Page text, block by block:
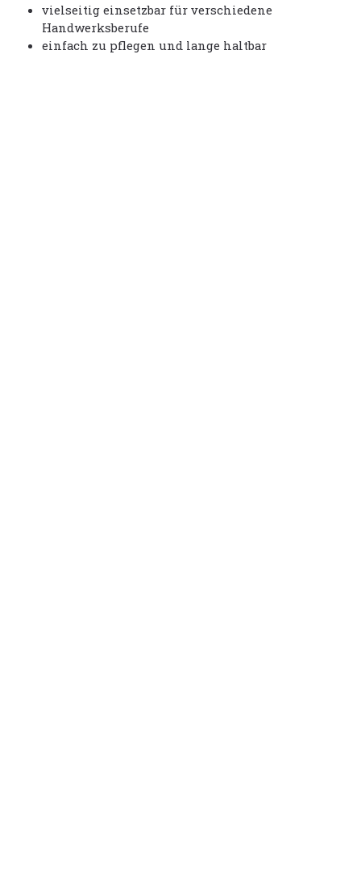
vielseitig einsetzbar für verschiedene
Handwerksberufe
einfach zu pflegen und lange haltbar